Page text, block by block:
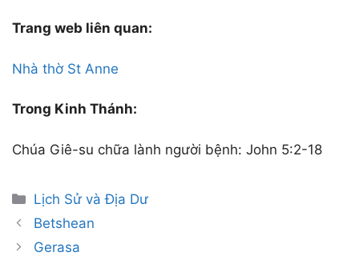
Trang web liên quan:
Nhà thờ St Anne
Trong Kinh Thánh:
Chúa Giê-su chữa lành người bệnh: John 5:2-18
Categories
Lịch Sử và Địa Dư
Post
navigation
Betshean
Gerasa